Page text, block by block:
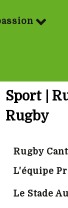
Sport |
Rugby
Rugby
L'équipe
Le Stade